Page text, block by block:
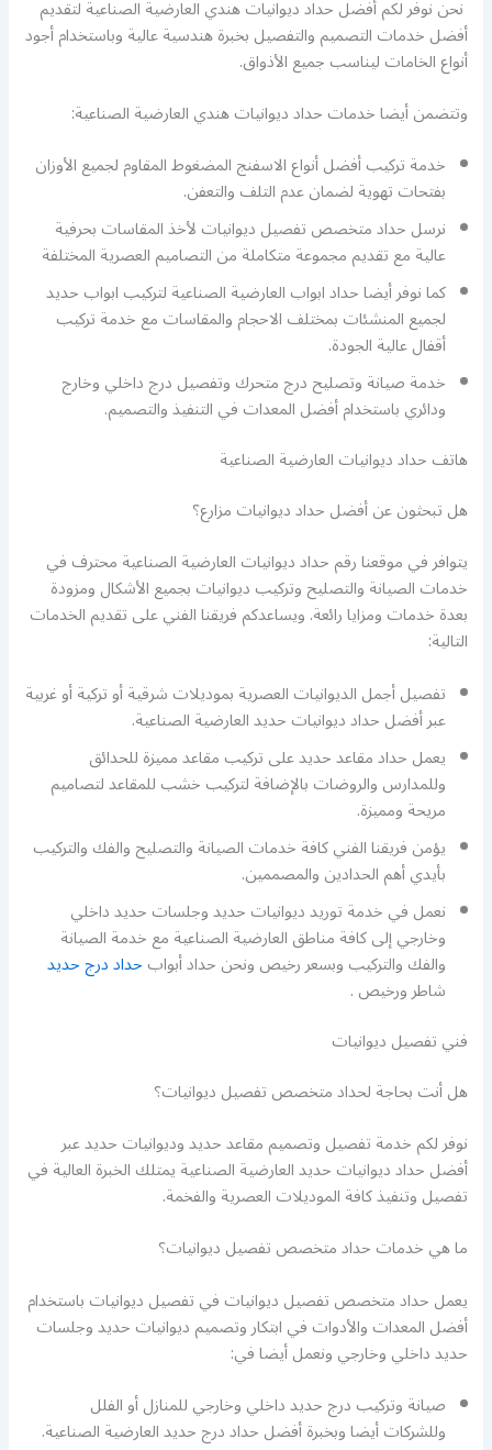
نحن نوفر لكم أفضل حداد ديوانيات هندي العارضية الصناعية لتقديم
أفضل خدمات التصميم والتفصيل بخبرة هندسية عالية وباستخدام أجود
أنواع الخامات ليناسب جميع الأذواق.
وتتضمن أيضا خدمات حداد ديوانيات هندي العارضية الصناعية:
خدمة تركيب أفضل أنواع الاسفنج المضغوط المقاوم لجميع الأوزان
بفتحات تهوية لضمان عدم التلف والتعفن.
نرسل حداد متخصص تفصيل ديوانيات لأخذ المقاسات بحرفية
عالية مع تقديم مجموعة متكاملة من التصاميم العصرية المختلفة
كما نوفر أيضا حداد ابواب العارضية الصناعية لتركيب ابواب حديد
لجميع المنشئات بمختلف الاحجام والمقاسات مع خدمة تركيب
أقفال عالية الجودة.
خدمة صيانة وتصليح درج متحرك وتفصيل درج داخلي وخارج
ودائري باستخدام أفضل المعدات في التنفيذ والتصميم.
هاتف حداد ديوانيات العارضية الصناعية
هل تبحثون عن أفضل حداد ديوانيات مزارع؟
يتوافر في موقعنا رقم حداد ديوانيات العارضية الصناعية محترف في
خدمات الصيانة والتصليح وتركيب ديوانيات بجميع الأشكال ومزودة
بعدة خدمات ومزايا رائعة. ويساعدكم فريقنا الفني على تقديم الخدمات
التالية:
تفصيل أجمل الديوانيات العصرية بموديلات شرقية أو تركية أو غربية
عبر أفضل حداد ديوانيات حديد العارضية الصناعية.
يعمل حداد مقاعد حديد على تركيب مقاعد مميزة للحدائق
وللمدارس والروضات بالإضافة لتركيب خشب للمقاعد لتصاميم
مريحة ومميزة.
يؤمن فريقنا الفني كافة خدمات الصيانة والتصليح والفك والتركيب
بأيدي أهم الحدادين والمصممين.
نعمل في خدمة توريد ديوانيات حديد وجلسات حديد داخلي
وخارجي إلى كافة مناطق العارضية الصناعية مع خدمة الصيانة
والفك والتركيب وبسعر رخيص ونحن حداد أبوابحداد درج حديد
شاطر ورخيص .
فني تفصيل ديوانيات
هل أنت بحاجة لحداد متخصص تفصيل ديوانيات؟
نوفر لكم خدمة تفصيل وتصميم مقاعد حديد وديوانيات حديد عبر
أفضل حداد ديوانيات حديد العارضية الصناعية يمتلك الخبرة العالية في
تفصيل وتنفيذ كافة الموديلات العصرية والفخمة.
ما هي خدمات حداد متخصص تفصيل ديوانيات؟
يعمل حداد متخصص تفصيل ديوانيات في تفصيل ديوانيات باستخدام
أفضل المعدات والأدوات في ابتكار وتصميم ديوانيات حديد وجلسات
حديد داخلي وخارجي ونعمل أيضا في:
صيانة وتركيب درج حديد داخلي وخارجي للمنازل أو الفلل
وللشركات أيضا وبخبرة أفضل حداد درج حديد العارضية الصناعية.